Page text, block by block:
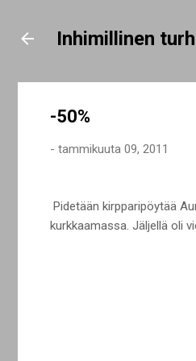
Inhimillinen
-50%
- tammikuuta 09, 2011
Pidetään kirpparipöytää
kurkkaamassa. Jäljellä oli